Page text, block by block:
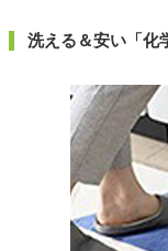
洗える＆安い「化